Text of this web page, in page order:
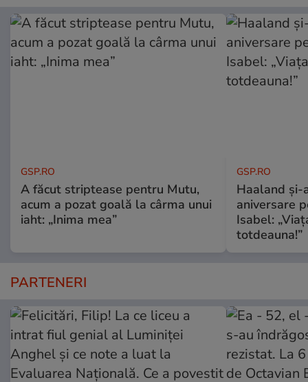
GSP.RO
A făcut striptease pentru Mutu,
acum a pozat goală la cârma unui
iaht: „Inima mea”
GSP.RO
Haaland
aniversare
Isabel:
totdeauna!”
PARTENERI